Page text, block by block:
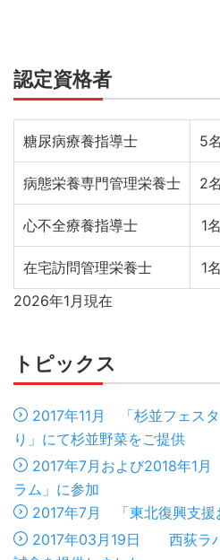
認定資格者
糖尿病療養指導士 5名
病態栄養専門管理栄養士 2名
心不全療養指導士 1名
在宅訪問管理栄養士
1名
2026年1月現在
トピックス
2017年11月 「杉並フェス
り」にて杉並野菜をご提供
2017年7月および2018年1
ラム」に参加
2017年7月 「東北復興支援
2017年03月19日 西荻ラ